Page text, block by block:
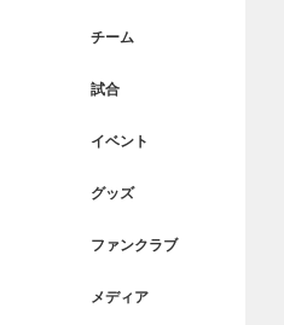
チーム
試合
イベント
グッズ
ファンクラブ
メディア